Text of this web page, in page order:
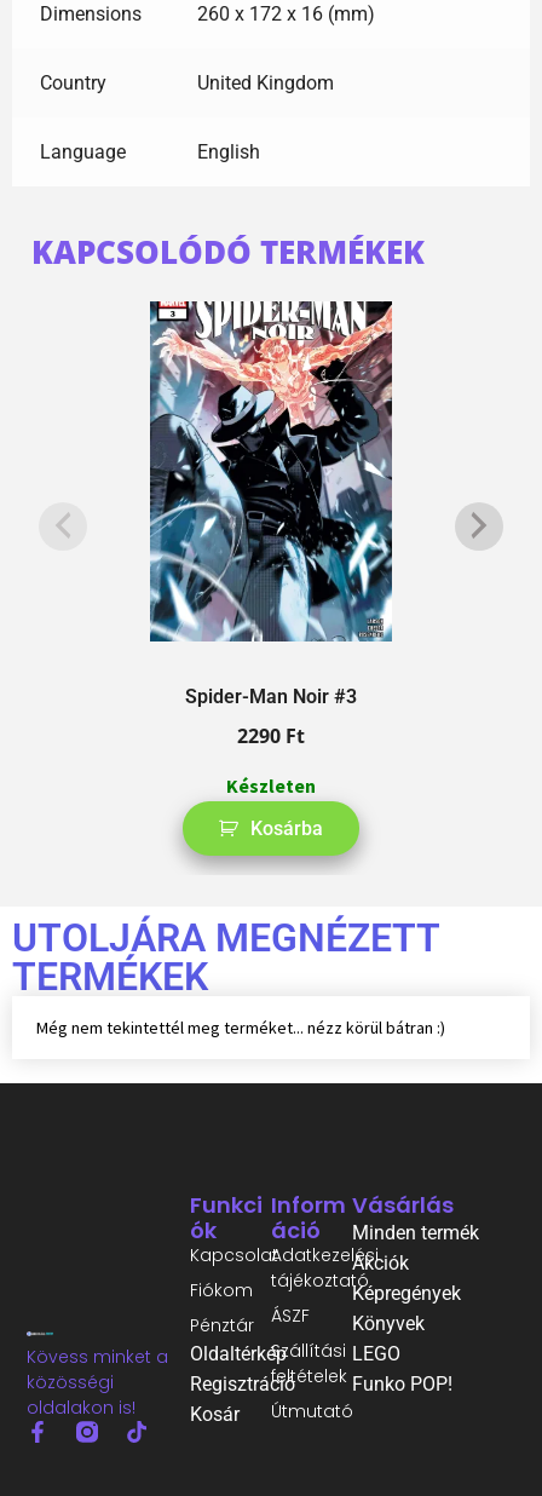
Dimensions 260 x 172 x 16 (mm)
Country United Kingdom
Language English
KAPCSOLÓDÓ TERMÉKEK
Spider-Man Noir #3
2290 Ft
Készleten
Kosárba
UTOLJÁRA MEGNÉZETT
TERMÉKEK
Még nem tekintettél meg terméket... nézz körül bátran :)
Kövess minket a
közösségi
oldalakon is!
Inform
Áció
Adatkezelési
tájékoztató
ÁSZF
Szállítási
feltételek
Útmutató
Funkci
Ók
Kapcsolat
Fiókom
Pénztár
Oldaltérkép
Regisztráció
Kosár
Vásárlás
Minden termék
Akciók
Képregények
Könyvek
LEGO
Funko POP!